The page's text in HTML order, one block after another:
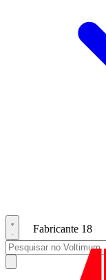
Fabricante 18